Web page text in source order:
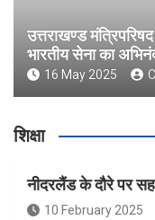
उत्तराखण्ड
भारतीय सेना का
16 May 2025
शिक्षा
नीदरलैंड के दौरे पर
10 February 2025